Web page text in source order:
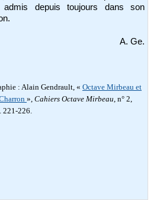
admis depuis toujours dans son
A. Ge.
: Alain Gendrault, « Octave Mirbeau et
», Cahiers Octave Mirbeau, n° 2,
221-226.